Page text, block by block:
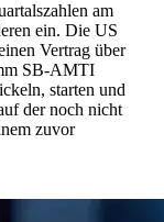
am
ein. Die US
Vertrag über
SB-AMTI
starten und
der noch nicht
zuvor